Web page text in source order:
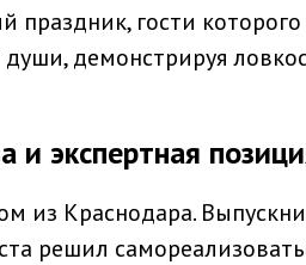
праздник, гости
демонстрируя
и экспертная
из Краснодара.
решил